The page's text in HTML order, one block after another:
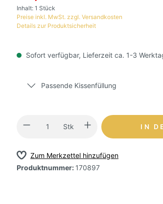
Inhalt: 1 Stück
Preise inkl. MwSt. zzgl. Versandkosten
Details zur Produktsicherheit
Sofort verfügbar, Lieferzeit ca. 1-3
Passende Kissenfüllung
Stk IN
Zum Merkzettel hinzufügen
Produktnummer: 170897